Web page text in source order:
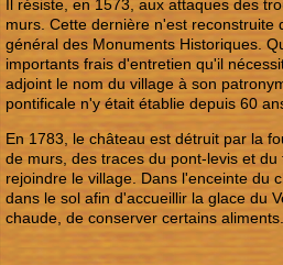
Il résiste, en 1573, aux attaques des
murs. Cette dernière n'est reconstruite
général des Monuments Historiques.
importants frais d'entretien qu'il
adjoint le nom du village à son
pontificale n'y était établie depuis 60
En 1783, le château est détruit par la
de murs, des traces du pont-levis et
rejoindre le village. Dans l'enceinte du
dans le sol afin d'accueillir la glace du
chaude, de conserver certains aliments.